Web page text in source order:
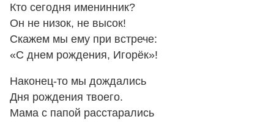
Кто сегодня именинник?
Он не низок, не высок!
Скажем мы ему при встрече:
«С днем рождения, Игорёк»!
Наконец-то мы дождались
Дня рождения твоего.
Мама с папой расстарались